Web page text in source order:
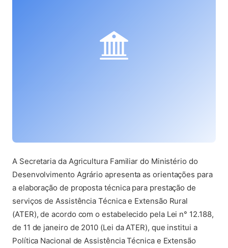
A Secretaria da Agricultura Familiar do Ministério do
Desenvolvimento Agrário apresenta as orientações para
a elaboração de proposta técnica para prestação de
serviços de Assistência Técnica e Extensão Rural
(ATER), de acordo com o estabelecido pela Lei n° 12.188,
de 11 de janeiro de 2010 (Lei da ATER), que institui a
Política Nacional de Assistência Técnica e Extensão